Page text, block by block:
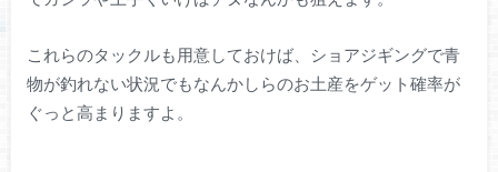
これらのタックルも用意しておけば、ショアジギングで青
物が釣れない状況でもなんかしらのお土産をゲット確率が
ぐっと高まりますよ。